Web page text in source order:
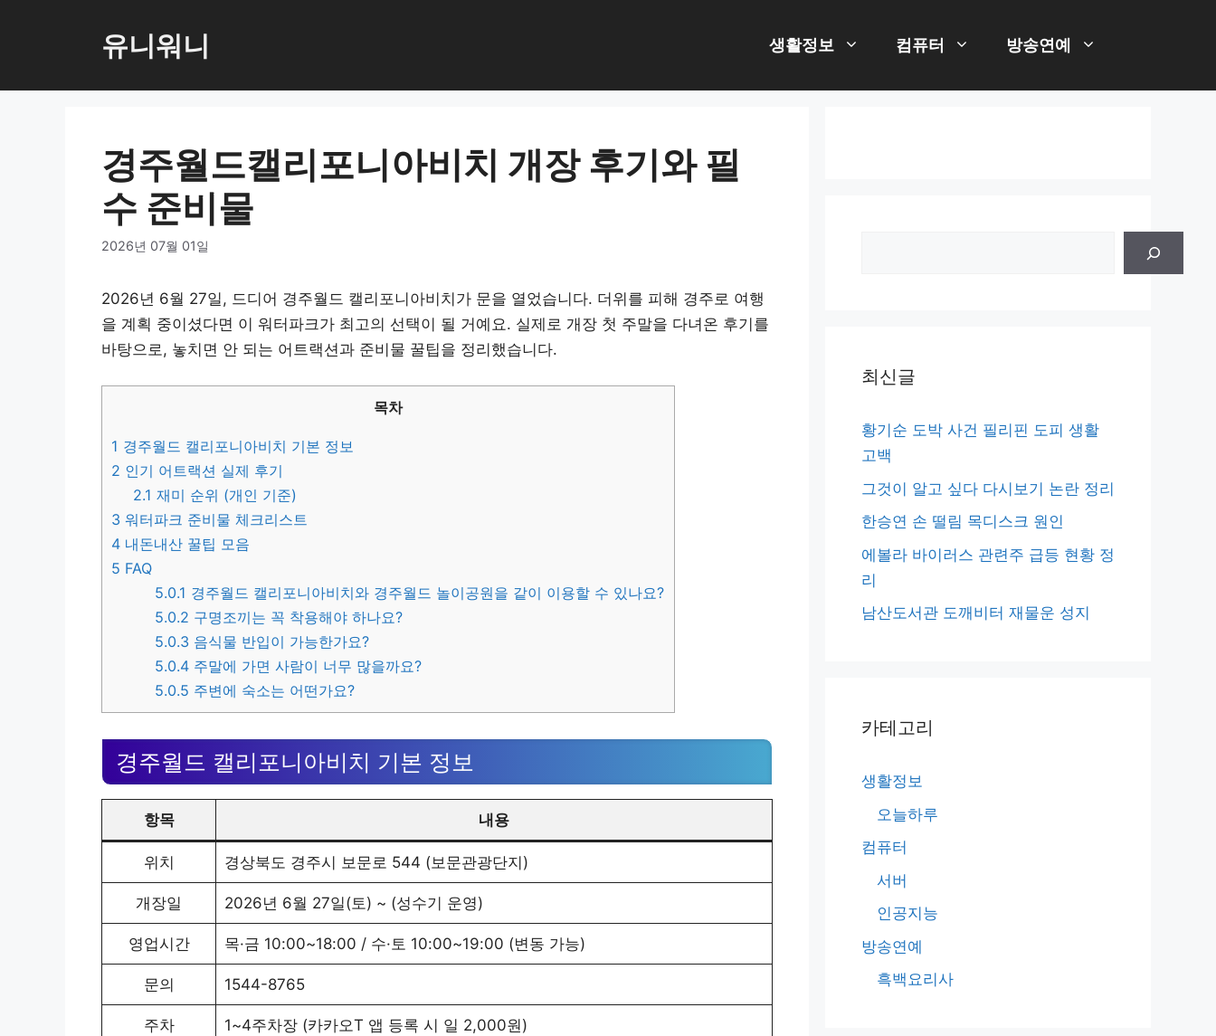
로
유니워니 생활정보 컴퓨터 방송연예
경주월드캘리포니아비치 개장 후기와 필
수 준비물
2026년 07월 01일
2026년 6월 27일, 드디어 경주월드 캘리포니아비치가 문을 열었습니다. 더위를 피해 경주로 여행
을 계획 중이셨다면 이 워터파크가 최고의 선택이 될 거예요. 실제로 개장 첫 주말을 다녀온 후기를
바탕으로, 놓치면 안 되는 어트랙션과 준비물 꿀팁을 정리했습니다.
목차
1 경주월드 캘리포니아비치 기본 정보
2 인기 어트랙션 실제 후기
2.1 재미 순위 (개인 기준)
3 워터파크 준비물 체크리스트
4 내돈내산 꿀팁 모음
5 FAQ
5.0.1 경주월드 캘리포니아비치와 경주월드 놀이공원을 같이 이용할 수 있나요?
5.0.2 구명조끼는 꼭 착용해야 하나요?
5.0.3 음식물 반입이 가능한가요?
5.0.4 주말에 가면 사람이 너무 많을까요?
5.0.5 주변에 숙소는 어떤가요?
경주월드 캘리포니아비치 기본 정보
항목 내용
위치 경상북도 경주시 보문로 544 (보문관광단지)
개장일 2026년 6월 27일(토) ~ (성수기 운영)
영업시간 목·금 10:00~18:00 / 수·토 10:00~19:00 (변동 가능)
문의 1544-8765
주차 1~4주차장 (카카오T 앱 등록 시 일 2,000원)
최신글
황기순 도박 사건 필리핀 도피 생활
고백
그것이 알고 싶다 다시보기 논란 정리
한승연 손 떨림 목디스크 원인
에볼라 바이러스 관련주 급등 현황 정
리
남산도서관 도깨비터 재물운 성지
카테고리
생활정보
오늘하루
컴퓨터
서버
인공지능
방송연예
흑백요리사